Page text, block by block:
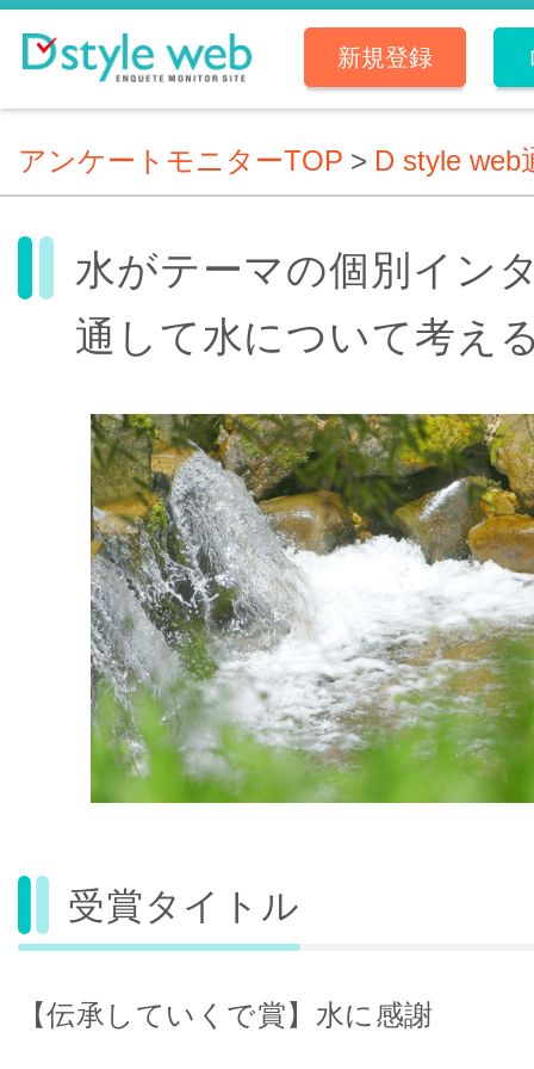
新規登録
アンケートモニターTOP > D style web
水がテーマの個別イン
通して水について考え
受賞タイトル
【伝承していくで賞】水に感謝